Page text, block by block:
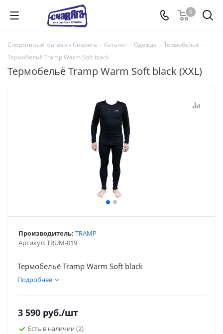
0
Спортивный магазин Снаряга - Каталог - Одежда - Термобельё -
Термобельё Tramp Warm Soft black
Термобельё Tramp Warm Soft black (XXL)
Артикул:TRUM-019
Производитель: TRAMP
Термобельё Tramp Warm Soft black
Подробнее
3 590 руб./шт
Есть в наличии (2)